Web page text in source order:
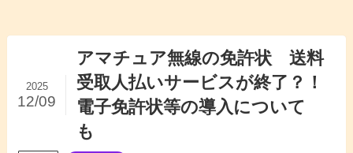
アマチュア無線の免許状 送料
受取人払いサービスが終了？！
電子免許状等の導入について
も
2025
12/09